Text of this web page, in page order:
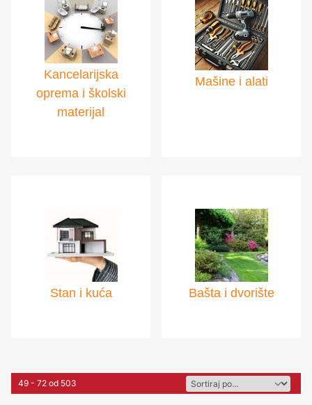
Kancelarijska
oprema i školski
materijal
Mašine i alati
Stan i kuća Bašta i dvorište
49 - 72 od 503